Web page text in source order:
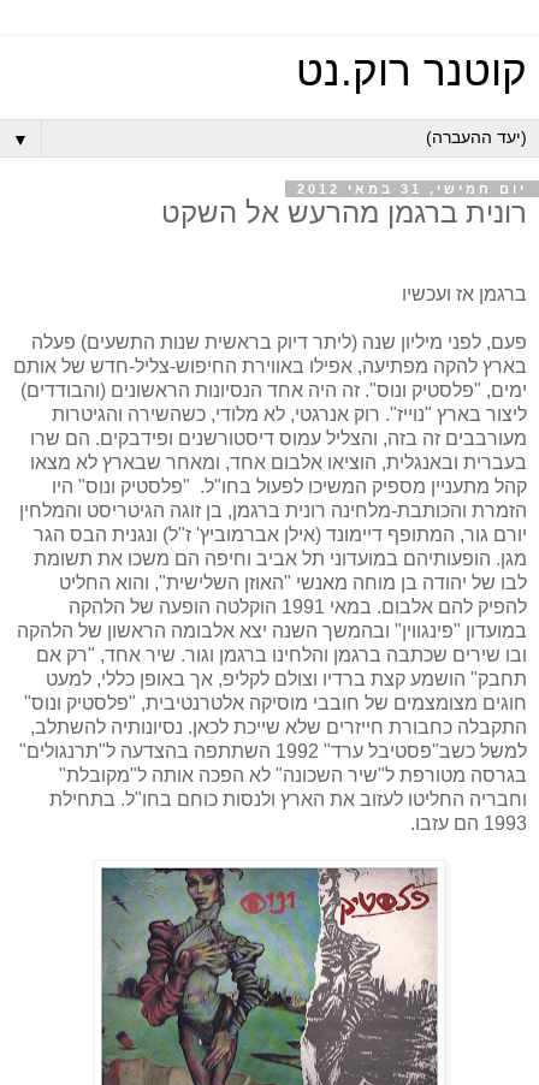
קוטנר רוק.נט
▼
יום חמישי, 31 במאי 2012
רונית ברגמן מהרעש אל השקט
ברגמן אז ועכשיו
פעם, לפני מיליון שנה (ליתר דיוק בראשית שנות התשעים) פעלה
בארץ להקה מפתיעה, אפילו באווירת החיפוש-צליל-חדש של אותם
ימים, "פלסטיק ונוס". זה היה אחד הנסיונות הראשונים (והבודדים)
ליצור בארץ "נוייז". רוק אנרגטי, לא מלודי, כשהשירה והגיטרות
מעורבבים זה בזה, והצליל עמוס דיסטורשנים ופידבקים. הם שרו
בעברית ובאנגלית, הוציאו אלבום אחד, ומאחר שבארץ לא מצאו
קהל מתעניין מספיק המשיכו לפעול בחו"ל. "פלסטיק ונוס" היו
הזמרת והכותבת-מלחינה רונית ברגמן, בן זוגה הגיטריסט והמלחין
יורם גור, המתופף דיימונד (אילן אברמוביץ' ז"ל) ונגנית הבס הגר
מגן. הופעותיהם במועדוני תל אביב וחיפה הם משכו את תשומת
לבו של יהודה בן מוחה מאנשי "האוזן השלישית", והוא החליט
להפיק להם אלבום. במאי 1991 הוקלטה הופעה של הלהקה
במועדון "פינגווין" ובהמשך השנה יצא אלבומה הראשון של הלהקה
ובו שירים שכתבה ברגמן והלחינו ברגמן וגור. שיר אחד, "רק אם
תחבק" הושמע קצת ברדיו וצולם לקליפ, אך באופן כללי, למעט
חוגים מצומצמים של חובבי מוסיקה אלטרנטיבית, "פלסטיק ונוס"
התקבלה כחבורת חייזרים שלא שייכת לכאן. נסיונותיה להשתלב,
למשל כשב"פסטיבל ערד" 1992 השתתפה בהצדעה ל"תרנגולים"
בגרסה מטורפת ל"שיר השכונה" לא הפכה אותה ל"מקובלת"
וחבריה החליטו לעזוב את הארץ ולנסות כוחם בחו"ל. בתחילת
1993 הם עזבו.